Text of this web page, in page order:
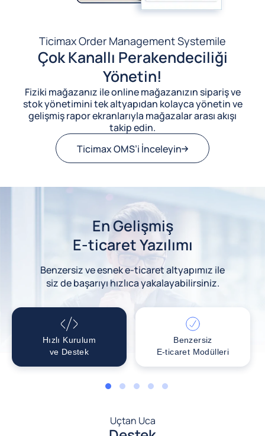
Ticimax Order Management Systemile
Çok Kanallı Perakendeciliği
Yönetin!
Fiziki mağazanız ile online mağazanızın sipariş ve
stok yönetimini tek altyapıdan kolayca yönetin ve
gelişmiş rapor ekranlarıyla mağazalar arası akışı
takip edin.
Ticimax OMS’i İnceleyin
En Gelişmiş
E-ticaret Yazılımı
Benzersiz ve esnek e-ticaret altyapımız ile
siz de başarıyı hızlıca yakalayabilirsiniz.
Hızlı Kurulum
ve Destek
Benzersiz
E-ticaret Modülleri
1 2 3 4 5
Uçtan Uca